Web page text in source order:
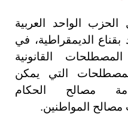
الواحد العربية
بقناع الديمقراطية، في
القانونية
التي يمكن
مصالح الحكام
المواطنين.